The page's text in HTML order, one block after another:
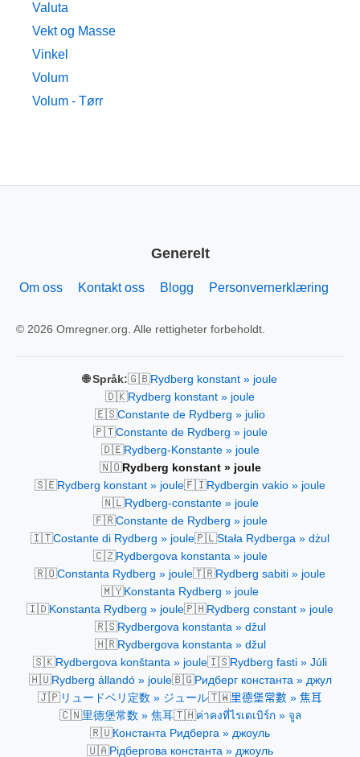
Valuta
Vekt og Masse
Vinkel
Volum
Volum - Tørr
Generelt
Om oss Kontakt oss Blogg Personvernerklæring
© 2026 Omregner.org. Alle rettigheter forbeholdt.
🌐 Språk:🇬🇧Rydberg konstant » joule
🇩🇰Rydberg konstant » joule
🇪🇸Constante de Rydberg » julio
🇵🇹Constante de Rydberg » joule
🇩🇪Rydberg-Konstante » joule
🇳🇴Rydberg konstant » joule
🇸🇪Rydberg konstant » joule🇫🇮Rydbergin vakio » joule
🇳🇱Rydberg-constante » joule
🇫🇷Constante de Rydberg » joule
🇮🇹Costante di Rydberg » joule🇵🇱Stała Rydberga » dżul
🇨🇿Rydbergova konstanta » joule
🇷🇴Constanta Rydberg » joule🇹🇷Rydberg sabiti » joule
🇲🇾Konstanta Rydberg » joule
🇮🇩Konstanta Rydberg » joule🇵🇭Rydberg constant » joule
🇷🇸Rydbergova konstanta » džul
🇭🇷Rydbergova konstanta » džul
🇸🇰Rydbergova konštanta » joule🇮🇸Rydberg fasti » Júli
🇭🇺Rydberg állandó » joule🇧🇬Ридберг константа » джул
🇯🇵リュードベリ定数 » ジュール🇹🇼里德堡常數 » 焦耳
🇨🇳里德堡常数 » 焦耳🇹🇭ค่าคงที่ไรเดเบิร์ก » จูล
🇷🇺Константа Ридберга » джоуль
🇺🇦Рідбергова константа » джоуль